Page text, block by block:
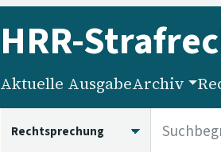
HRR-
Aktuelle AusgabeArchiv